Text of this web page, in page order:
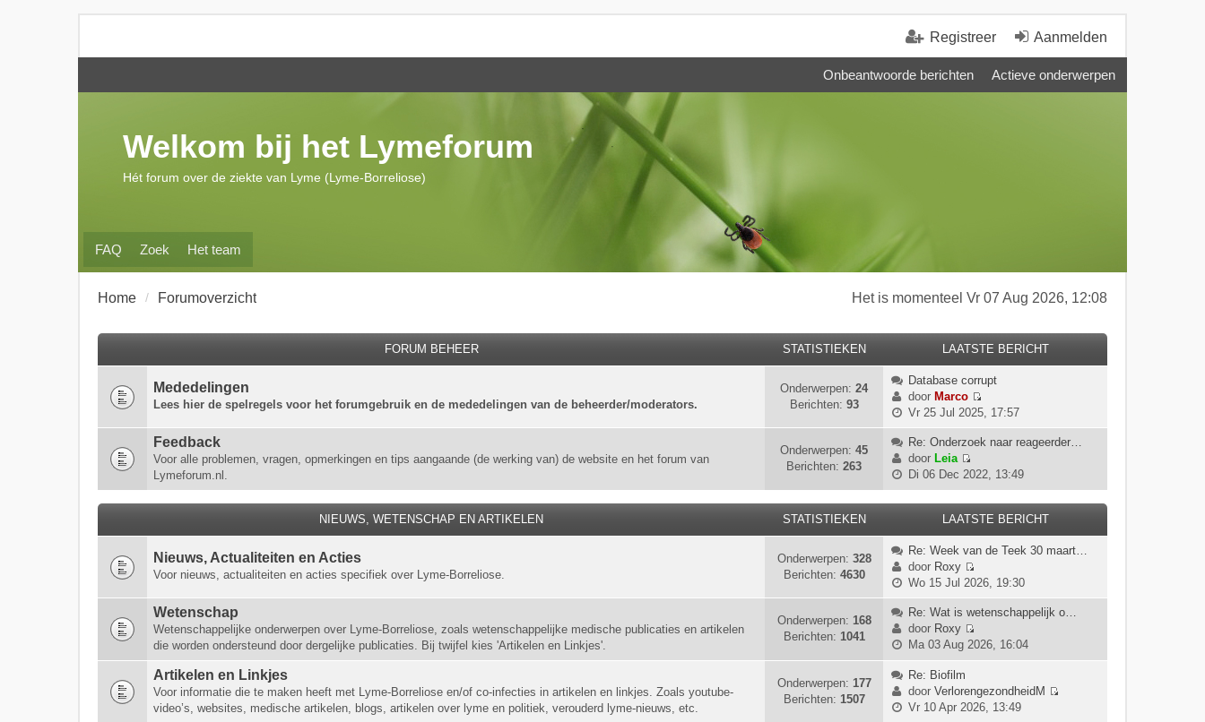
Aanmelden
Registreer
Onbeantwoorde berichten Actieve onderwerpen
FAQ Zoek Het team
Welkom bij het Lymeforum
Hét forum over de ziekte van Lyme (Lyme-Borreliose)
Het is momenteel Vr 07 Aug 2026, 12:08
Home Forumoverzicht
FORUM BEHEER STATISTIEKEN LAATSTE BERICHT
Mededelingen
Lees hier de spelregels voor het forumgebruik en de mededelingen van de beheerder/moderators.
Onderwerpen: 24
Berichten: 93
Database corrupt
door Marco
B
k
j
k
l
a
a
t
t
e
b
r
h
t
Vr 25 Jul 2025, 17:57
Feedback
Voor alle problemen, vragen, opmerkingen en tips aangaande (de werking van) de website en het forum van
Lymeforum.nl.
Onderwerpen: 45
Berichten: 263
Re: Onderzoek naar reageerder…
door Leia
B
k
i
j
k
l
a
a
t
s
t
e
e
r
Di 06 Dec 2022, 13:49
NIEUWS, WETENSCHAP EN ARTIKELEN STATISTIEKEN LAATSTE BERICHT
Nieuws, Actualiteiten en Acties
Voor nieuws, actualiteiten en acties specifiek over Lyme-Borreliose.
Onderwerpen: 328
Berichten: 4630
Re: Week van de Teek 30 maart…
door Roxy
B
k
j
k
a
a
Wo 15 Jul 2026, 19:30
Wetenschap
Wetenschappelijke onderwerpen over Lyme-Borreliose, zoals wetenschappelijke medische publicaties en artikelen
die worden ondersteund door dergelijke publicaties. Bij twijfel kies 'Artikelen en Linkjes'.
Onderwerpen: 168
Berichten: 1041
Re: Wat is wetenschappelijk o…
door Roxy
B
i
j
Ma 03 Aug 2026, 16:04
Artikelen en Linkjes
Voor informatie die te maken heeft met Lyme-Borreliose en/of co-infecties in artikelen en linkjes. Zoals youtube-
video’s, websites, medische artikelen, blogs, artikelen over lyme en politiek, verouderd lyme-nieuws, etc.
Onderwerpen: 177
Berichten: 1507
Re: Biofilm
door VerlorengezondheidM
Vr 10 Apr 2026, 13:49